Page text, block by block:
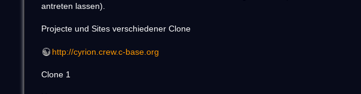
antreten lassen).
Projecte und Sites verschiedener Clone
http://cyrion.crew.c-base.org
Clone 1